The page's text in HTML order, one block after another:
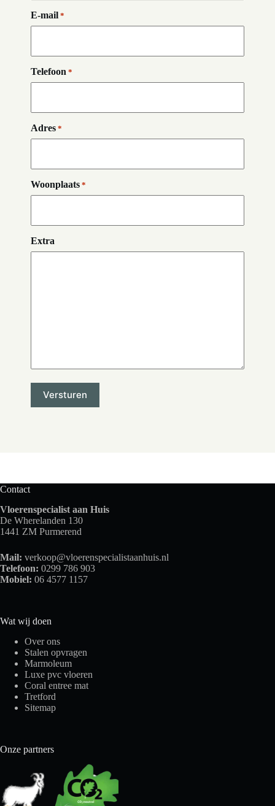
E-mail *
Telefoon *
Adres *
Woonplaats *
Extra
Contact
Vloerenspecialist aan Huis
De Wherelanden 130
1441 ZM Purmerend
Mail: verkoop@vloerenspecialistaanhuis.nl
Telefoon: 0299 786 903
Mobiel: 06 4577 1157
Wat wij doen
Over ons
Stalen opvragen
Marmoleum
Luxe pvc vloeren
Coral entree mat
Tretford
Sitemap
Onze partners